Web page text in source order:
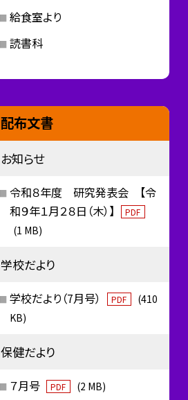
給食室より
読書科
配布文書
お知らせ
令和８年度 研究発表会 【令
和９年１月２８日（木）】
PDF
(1 MB)
学校だより
学校だより（7月号） PDF
(410
KB)
保健だより
７月号 PDF (2 MB)